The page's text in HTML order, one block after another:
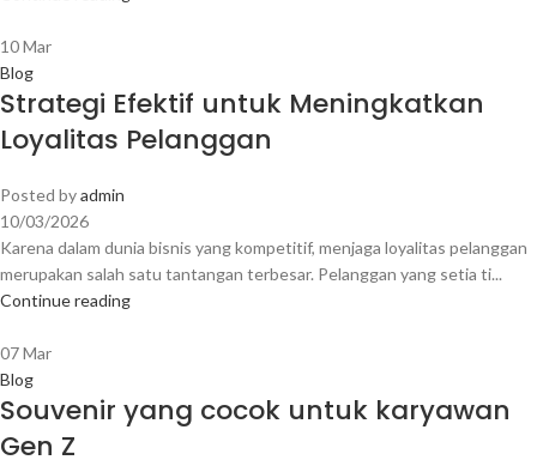
10Mar
Blog
Strategi Efektif untuk Meningkatkan
Loyalitas Pelanggan
Posted byadmin
10/03/2026
Karena dalam dunia bisnis yang kompetitif, menjaga loyalitas pelanggan
merupakan salah satu tantangan terbesar. Pelanggan yang setia ti...
Continue reading
07Mar
Blog
Souvenir yang cocok untuk karyawan
Gen Z